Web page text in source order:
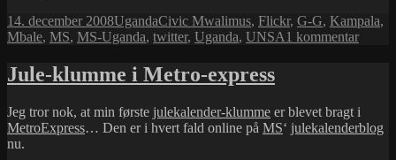
Udgivet
i
14. december 2008Kategorier
UgandaTags
Civic Mwalimus, Flickr, G-G, Kampala,
Mbale, MS, MS-Uganda, twitter, Uganda, UNSA1 kommentartil
Jule-klumme i Metro-express
Jeg tror nok, at min første julekalender-klumme er blevet bragt i
MetroExpress… Den er i hvert fald online på MS‘ julekalenderblog
nu.